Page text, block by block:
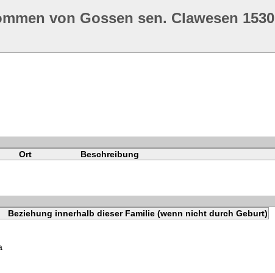
von Gossen sen. Clawesen 1530
Ort Beschreibung
Beziehung innerhalb dieser Familie (wenn nicht durch Geburt)